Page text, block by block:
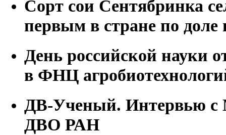
Сорт сои Сентябринка
первым в стране по доле
День российской науки
в ФНЦ
ДВ-Ученый. Интервью с
ДВО РАН